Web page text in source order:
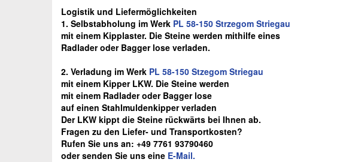
Logistik und Liefermöglichkeiten
1. Selbstabholung im Werk PL 58-150 Strzegom Striegau
mit einem Kipplaster. Die Steine werden mithilfe eines
Radlader oder Bagger lose verladen.
2. Verladung im Werk PL 58-150 Stzegom Striegau
mit einem Kipper LKW. Die Steine werden
mit einem Radlader oder Bagger lose
auf einen Stahlmuldenkipper verladen
Der LKW kippt die Steine rückwärts bei Ihnen ab.
Fragen zu den Liefer- und Transportkosten?
Rufen Sie uns an: +49 7761 93790460
oder senden Sie uns eine E-Mail.